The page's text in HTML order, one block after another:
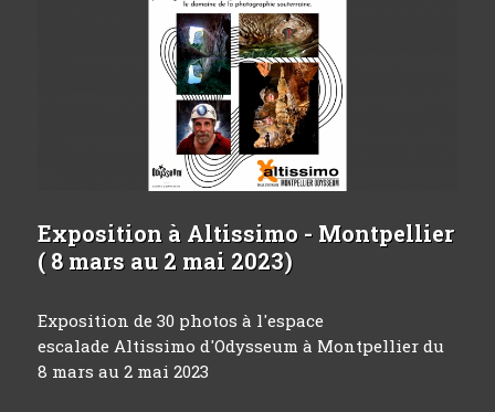
Exposition à Altissimo - Montpellier
( 8 mars au 2 mai 2023)
Exposition de 30 photos à l'espace
escalade Altissimo d'Odysseum à Montpellier du
8 mars au 2 mai 2023